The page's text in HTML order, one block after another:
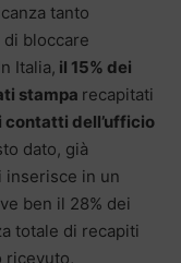
tanto
bloccare
Italia, il 15% dei
stampa recapitati
contatti dell’ufficio
dato, già
inserisce in un
ben il 28% dei
totale di recapiti
ricevuto,